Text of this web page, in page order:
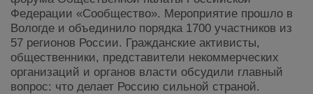
Федерации «Сообщество». Мероприятие прошло в
Вологде и объединило порядка 1700 участников из
57 регионов России. Гражданские активисты,
общественники, представители некоммерческих
организаций и органов власти обсудили главный
вопрос: что делает Россию сильной страной.